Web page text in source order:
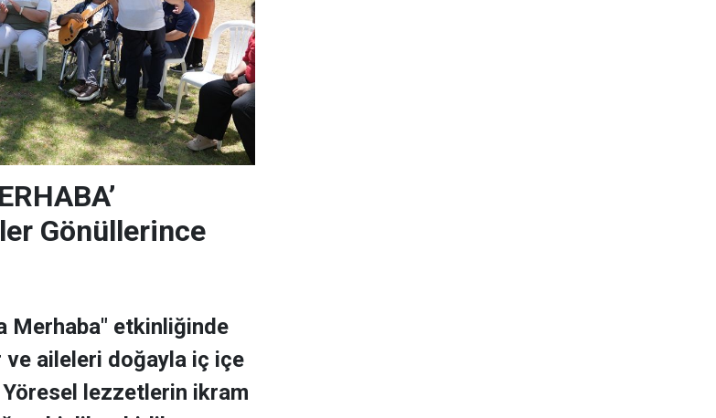
Gönüllerince
Merhaba" etkinliğinde
aileleri doğayla iç içe
lezzetlerin ikram